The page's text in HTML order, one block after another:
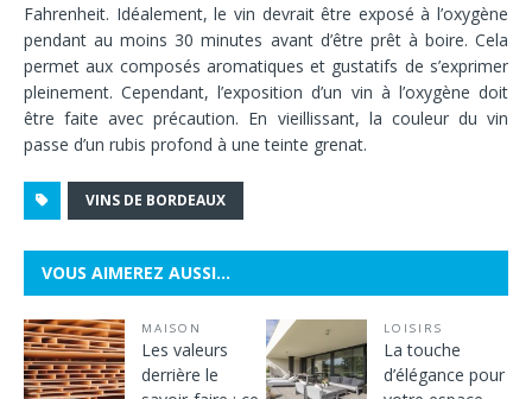
Fahrenheit. Idéalement, le vin devrait être exposé à l’oxygène
pendant au moins 30 minutes avant d’être prêt à boire. Cela
permet aux composés aromatiques et gustatifs de s’exprimer
pleinement. Cependant, l’exposition d’un vin à l’oxygène doit
être faite avec précaution. En vieillissant, la couleur du vin
passe d’un rubis profond à une teinte grenat.
VINS DE BORDEAUX
VOUS AIMEREZ AUSSI…
MAISON
Les valeurs
derrière le
LOISIRS
La touche
d’élégance pour